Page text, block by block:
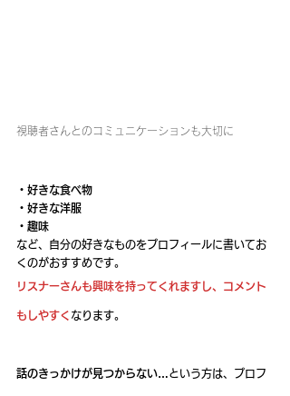
視聴者さんとのコミュニケーションも大切に
・好きな食べ物
・好きな洋服
・趣味
など、自分の好きなものをプロフィールに書いてお
くのがおすすめです。
リスナーさんも興味を持ってくれますし、コメント
もしやすく なります。
話のきっかけが見つからない… という方は、プロフ